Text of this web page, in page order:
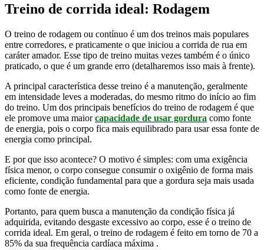
Treino de corrida ideal: Rodagem
O treino de rodagem ou contínuo é um dos treinos mais populares
entre corredores, e praticamente o que iniciou a corrida de rua em
caráter amador. Esse tipo de treino muitas vezes também é o único
praticado, o que é um grande erro (detalharemos isso mais à frente).
A principal característica desse treino é a manutenção, geralmente
em intensidade leves a moderadas, do mesmo ritmo do início ao fim
do treino. Um dos principais benefícios do treino de rodagem é que
ele promove uma maiorcapacidade de usar gordura como fonte
de energia, pois o corpo fica mais equilibrado para usar essa fonte de
energia como principal.
E por que isso acontece? O motivo é simples: com uma exigência
física menor, o corpo consegue consumir o oxigênio de forma mais
eficiente, condição fundamental para que a gordura seja mais usada
como fonte de energia.
Portanto, para quem busca a manutenção da condição física já
adquirida, evitando desgaste excessivo ao corpo, esse é o treino de
corrida ideal. Em geral, o treino de rodagem é feito em torno de 70 a
85% da sua frequência cardíaca máxima .